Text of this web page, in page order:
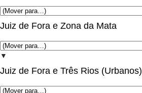
Juiz de Fora e Zona da Mata
▼
Juiz de Fora e Três Rios (Urbanos)